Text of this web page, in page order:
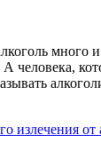
много
А человека,
излечения от